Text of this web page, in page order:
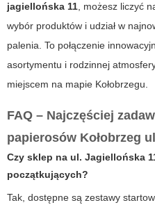
jagiellońska 11, możesz liczyć
wybór produktów i udział w
palenia. To połączenie
asortymentu i rodzinnej
miejscem na mapie Kołobrzegu.
FAQ – Najczęściej
papierosów Kołobrzeg
Czy sklep na ul. Jagiellońska
początkujących?
Tak, dostępne są zestawy